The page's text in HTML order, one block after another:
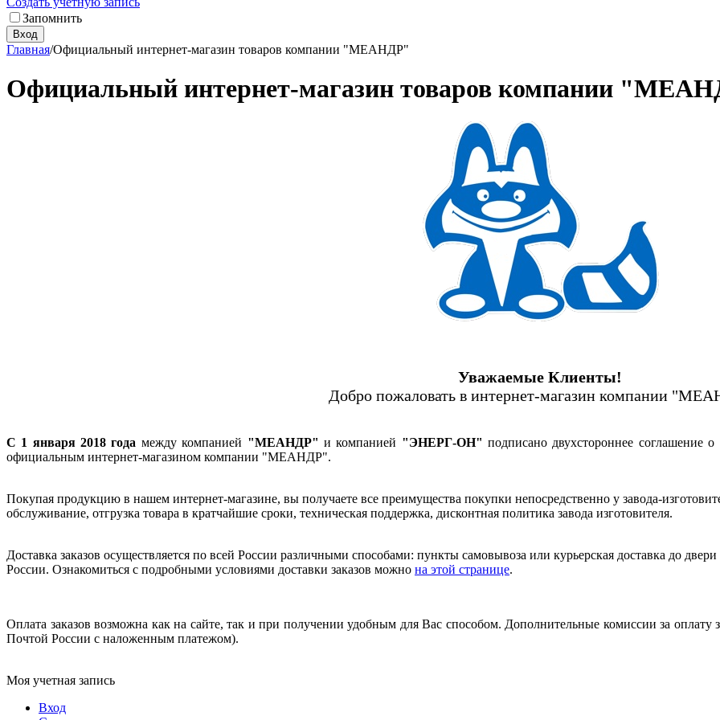
Запомнить
Вход
Главная/Официальный интернет-магазин товаров компании "МЕАНДР"
Официальный интернет-магазин товаров компании
Уважаемые Клиенты!
Добро пожаловать в интернет-магазин компании
С 1 января 2018 года между компанией "МЕАНДР" и компанией "ЭНЕРГ-ОН" подписано двухстороннее соглашение
официальным интернет-магазином компании "МЕАНДР".
Покупая продукцию в нашем интернет-магазине, вы получаете все преимущества покупки непосредственно у завода-
обслуживание, отгрузка товара в кратчайшие сроки, техническая поддержка, дисконтная политика завода изготовителя.
Доставка заказов осуществляется по всей России различными способами: пункты самовывоза или курьерская доставка до
России. Ознакомиться с подробными условиями доставки заказов можно на этой странице.
Оплата заказов возможна как на сайте, так и при получении удобным для Вас способом. Дополнительные комиссии за
Почтой России с наложенным платежом).
Моя учетная запись
Вход